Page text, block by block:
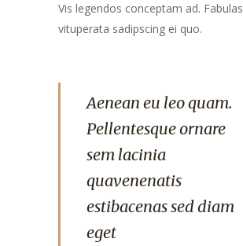
Vis legendos conceptam ad. Fabulas
vituperata sadipscing ei quo.
Aenean eu leo quam.
Pellentesque ornare
sem lacinia
quavenenatis
estibacenas sed diam
eget